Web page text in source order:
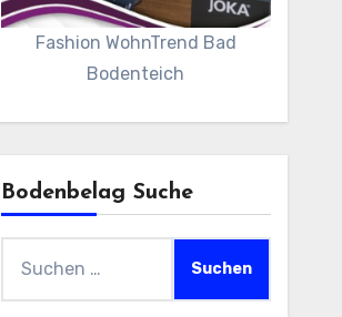
Fashion WohnTrend Bad
Bodenteich
Bodenbelag Suche
nach: